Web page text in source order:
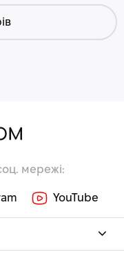
мережі:
YouTube